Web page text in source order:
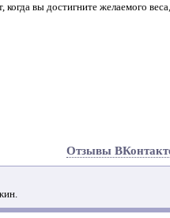
вы достигните желаемого веса,
Отзывы